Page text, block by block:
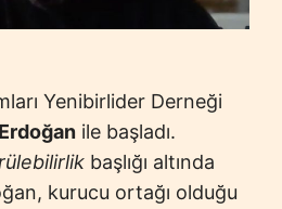
Yenibirlider Derneği
ile başladı.
başlığı altında
kurucu ortağı olduğu